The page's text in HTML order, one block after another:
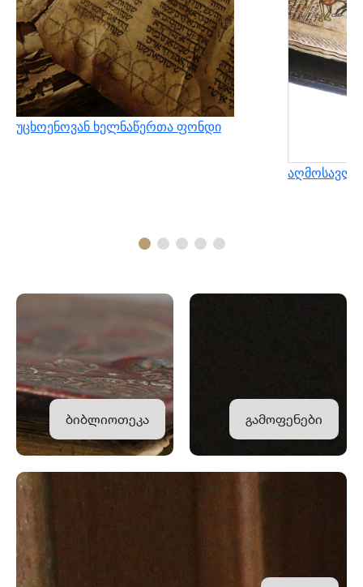
უცხოენოვან ხელნაწერთა ფონდი
ბიბლიოთეკა გამოფენები